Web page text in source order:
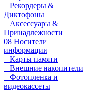
Рекордеры &
Диктофоны
Аксессуары &
Принадлежности
08 Носители
информации
Карты памяти
Внешние накопители
Фотопленка и
видеокассеты